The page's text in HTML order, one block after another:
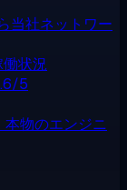
当社ネットワー
状況
5
物のエンジニ